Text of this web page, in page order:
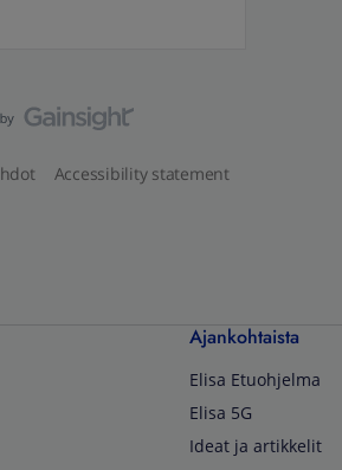
Accessibility statement
Ajankohtaista
Elisa Etuohjelma
Elisa 5G
Ideat ja artikkelit